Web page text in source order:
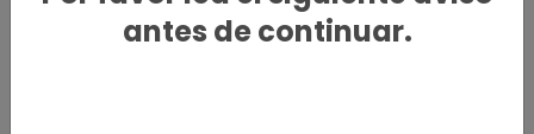
Oklute.com no interfiere entre los buscadores de placer y
los anunciantes.antes de continuar.